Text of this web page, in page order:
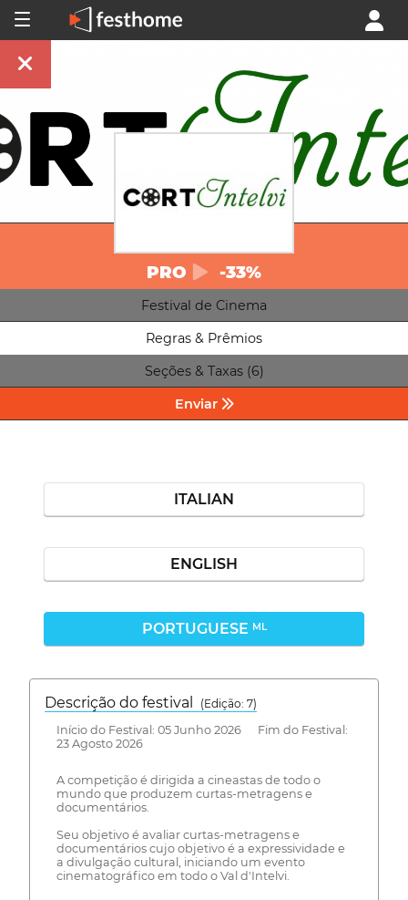
PRO -33%
Festival de Cinema
Regras & Prêmios
Seções & Taxas (6)
Enviar
ITALIAN
ENGLISH
PORTUGUESE ML
Descrição do festival
(Edição: 7)
Início do Festival: 05 Junho 2026 Fim do Festival:
23 Agosto 2026
A competição é dirigida a cineastas de todo o
mundo que produzem curtas-metragens e
documentários.
Seu objetivo é avaliar curtas-metragens e
documentários cujo objetivo é a expressividade e
a divulgação cultural, iniciando um evento
cinematográfico em todo o Val d'Intelvi.